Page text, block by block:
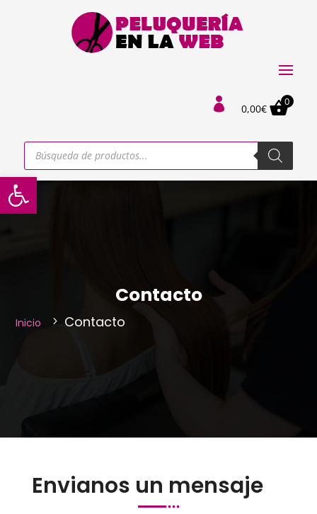
Abrir barra de herramientas
 0,00€
0
Búsqueda
productos
Contacto
Inicio Contacto
Envianos un mensaje